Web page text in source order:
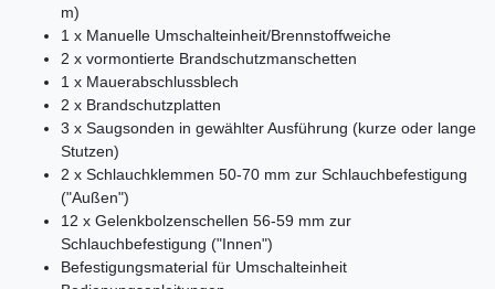
m)
1 x Manuelle Umschalteinheit/Brennstoffweiche
2 x vormontierte Brandschutzmanschetten
1 x Mauerabschlussblech
2 x Brandschutzplatten
3 x Saugsonden in gewählter Ausführung (kurze oder lange
Stutzen)
2 x Schlauchklemmen 50-70 mm zur Schlauchbefestigung
("Außen")
12 x Gelenkbolzenschellen 56-59 mm zur
Schlauchbefestigung ("Innen")
Befestigungsmaterial für Umschalteinheit